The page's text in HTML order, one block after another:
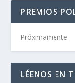
PREMIOS
Próximamente
LÉENOS EN